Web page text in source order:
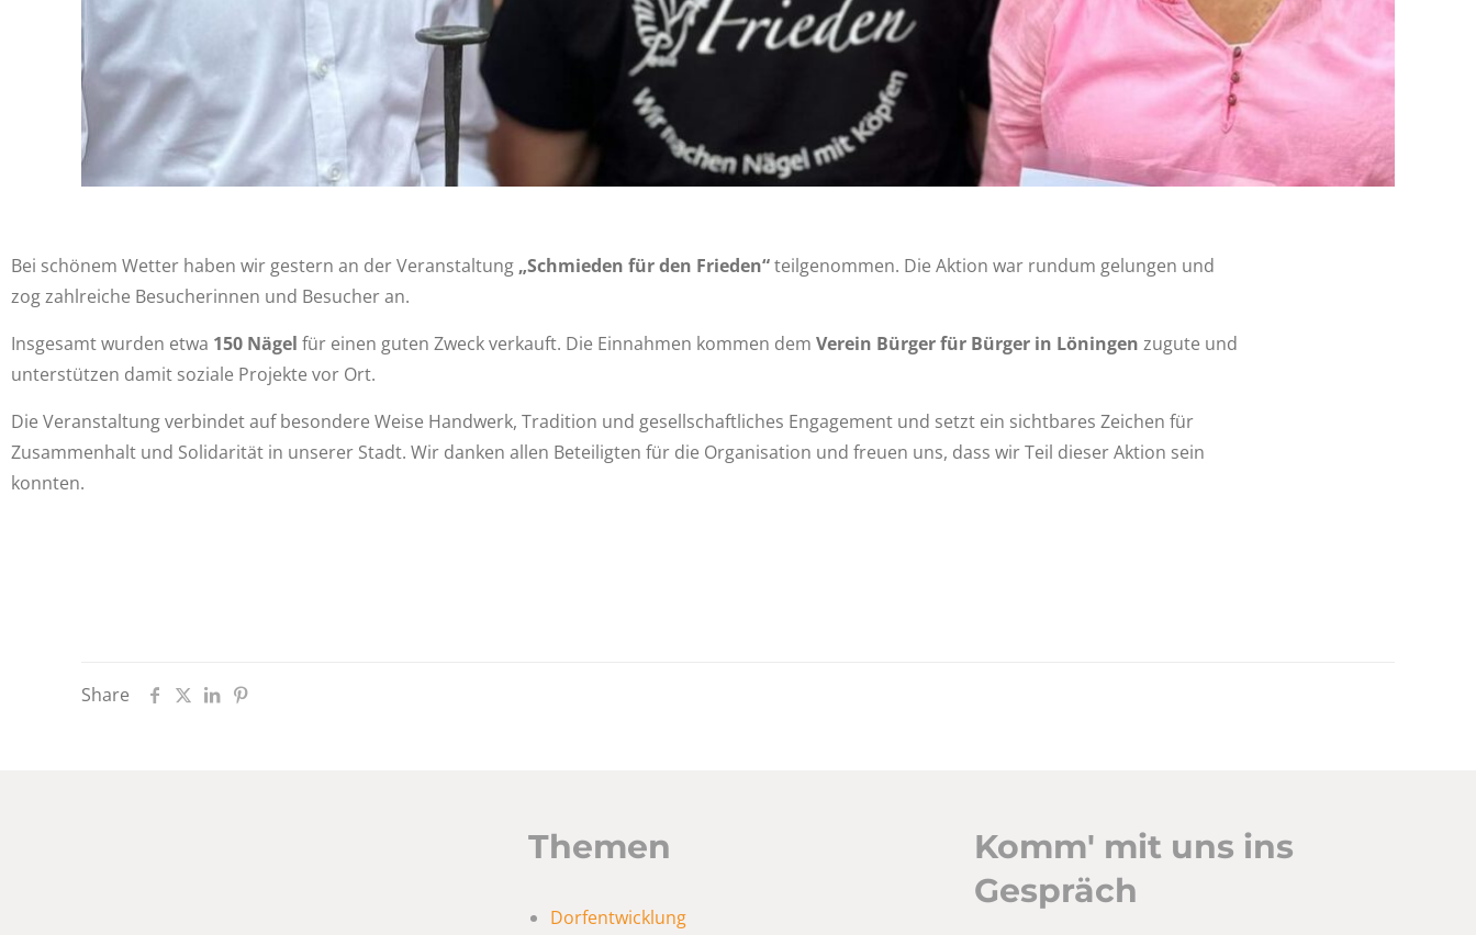
Bei schönem Wetter haben wir gestern an der Veranstaltung „Schmieden für den Frieden“teilgenommen. Die Aktion war rundum gelungen und
zog zahlreiche Besucherinnen und Besucher an.
Insgesamt wurden etwa 150 Nägel für einen guten Zweck verkauft. Die Einnahmen kommen dem Verein Bürger für Bürger in Löningen zugute und
unterstützen damit soziale Projekte vor Ort.
Die Veranstaltung verbindet auf besondere Weise Handwerk, Tradition und gesellschaftliches Engagement und setzt ein sichtbares Zeichen für
Zusammenhalt und Solidarität in unserer Stadt. Wir danken allen Beteiligten für die Organisation und freuen uns, dass wir Teil dieser Aktion sein
konnten.
Share
Themen
Dorfentwicklung
Komm' mit uns ins
Gespräch